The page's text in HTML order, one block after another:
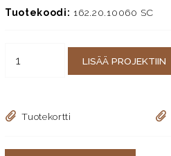
Tuotekoodi: 162.20.10060 SC
LISÄÄ PROJEKTIIN
Tuotekortti